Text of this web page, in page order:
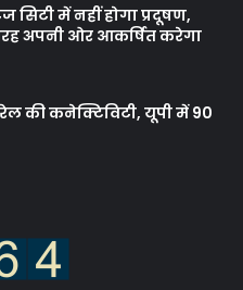
सिटी में नहीं होगा प्रदूषण,
अपनी ओर आकर्षित करेगा
की कनेक्टिविटी, यूपी में 90